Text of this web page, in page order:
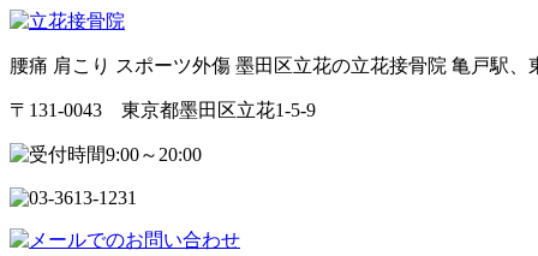
腰痛 肩こり スポーツ外傷 墨田区立花の立花接骨院 亀戸駅、
〒131-0043 東京都墨田区立花1-5-9